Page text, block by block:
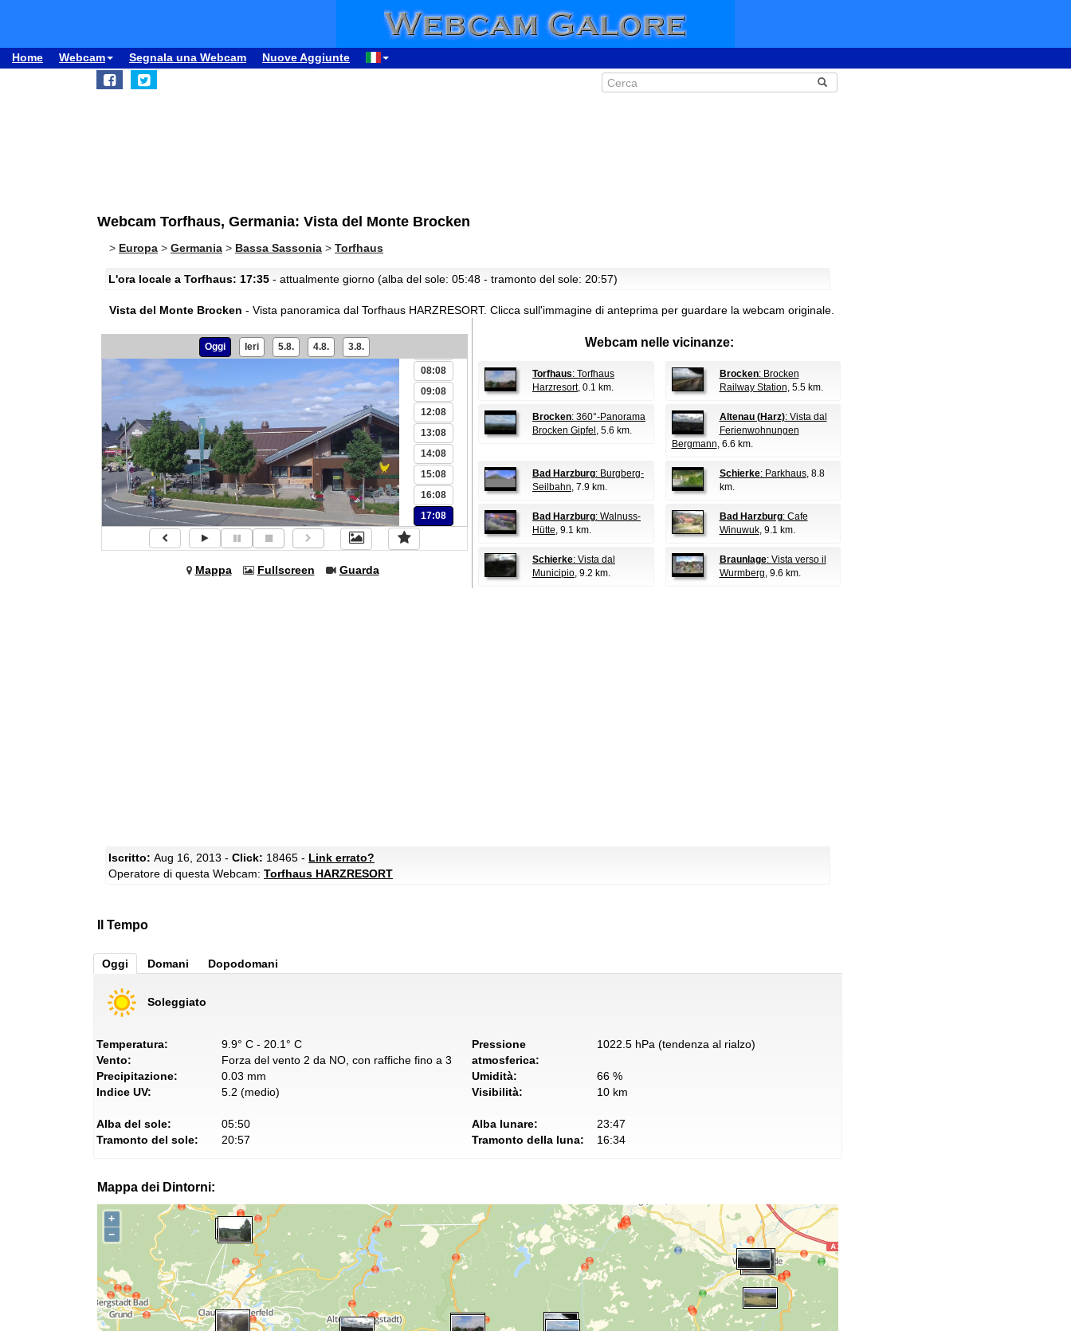
Home Webcam Segnala una Webcam Nuove Aggiunte
Webcam Torfhaus, Germania: Vista del Monte Brocken
> Europa > Germania > Bassa Sassonia > Torfhaus
L'ora locale a Torfhaus: 17:35 - attualmente giorno (alba del sole: 05:48 - tramonto del sole: 20:57)
Vista del Monte Brocken - Vista panoramica dal Torfhaus HARZRESORT. Clicca sull'immagine di anteprima per guardare la webcam originale.
Oggi Ieri 5.8. 4.8. 3.8.
01:08
05:08
08:08
09:08
12:08
13:08
14:08
15:08
16:08
17:08
Mappa Fullscreen Guarda
Webcam nelle vicinanze:
Torfhaus: Torfhaus
Harzresort, 0.1 km.
Brocken: Brocken
Railway Station, 5.5 km.
Brocken: 360°-Panorama
Brocken Gipfel , 5.6 km.
Altenau (Harz): Vista dal
Ferienwohnungen
Bergmann, 6.6 km.
Bad Harzburg: Burgberg-
Seilbahn, 7.9 km.
Schierke: Parkhaus, 8.8
km.
Bad Harzburg: Walnuss-
Hütte, 9.1 km.
Bad Harzburg: Cafe
Winuwuk, 9.1 km.
Schierke: Vista dal
Municipio, 9.2 km.
Braunlage: Vista verso il
Wurmberg, 9.6 km.
Iscritto: Aug 16, 2013 - Click: 18465 - Link errato?
Operatore di questa Webcam: Torfhaus HARZRESORT
Il Tempo
Oggi Domani Dopodomani
Soleggiato
Temperatura:
9.9° C - 20.1° C
Vento:
Forza del vento 2 da NO, con raffiche fino a 3
Precipitazione:
0.03 mm
Indice UV:
5.2 (medio)
Pressione
atmosferica:
1022.5 hPa (tendenza al rialzo)
Umidità:
66 %
Visibilità:
10 km
Alba del sole:
05:50
Tramonto del sole:
20:57
Alba lunare:
23:47
Tramonto della luna:
16:34
Mappa dei Dintorni:
+
−